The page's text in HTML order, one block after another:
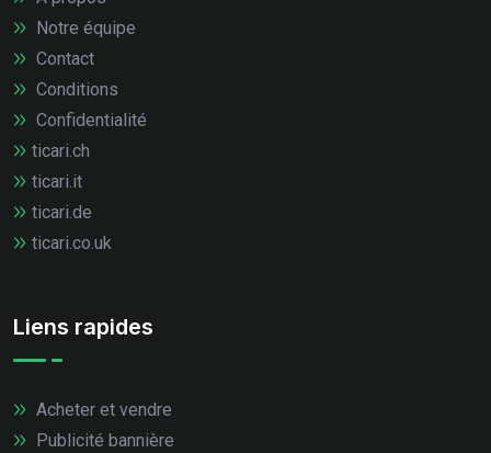
Notre équipe
Contact
Conditions
Confidentialité
ticari.ch
ticari.it
ticari.de
ticari.co.uk
Liens rapides
Acheter et vendre
Publicité bannière